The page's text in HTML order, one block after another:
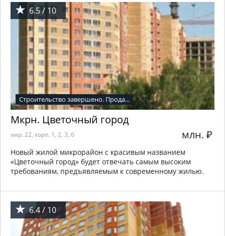
6.5 / 10
Строительство завершено. Прода...
Мкрн. Цветочный город
мкр. 22, корп. 1, 2, 3, 6 млн. ₽
Новый жилой микрорайон с красивым названием
«Цветочный город» будет отвечать самым высоким
требованиям, предъявляемым к современному жилью.
6.4 / 10